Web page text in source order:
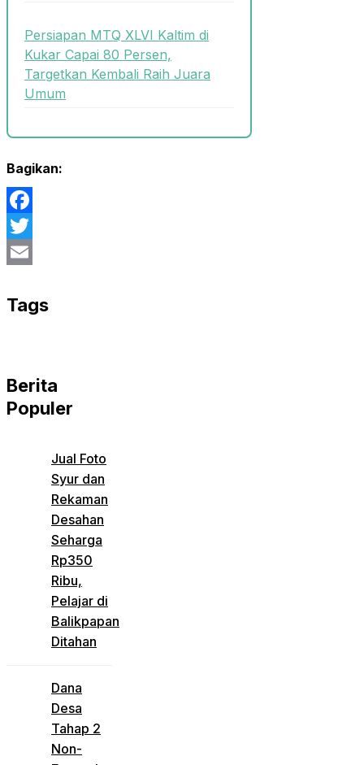
Persiapan MTQ XLVI Kaltim di
Kukar Capai 80 Persen,
Targetkan Kembali Raih Juara
Umum
Bagikan:
Facebook
Twitter
Tags
Berita
Populer
Jual Foto
Syur dan
Rekaman
Desahan
Seharga
Rp350
Ribu,
Pelajar di
Balikpapan
Ditahan
Dana
Desa
Tahap 2
Non-